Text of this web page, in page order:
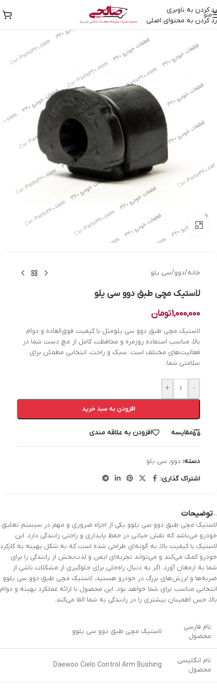
رد کردن به ناوبری
رد کردن به محتوای اصلی
منو
بزرگنمایی تصویر
خانه/دوو/سی یلو
لاستیک مچی طبق دوو سی یلو
1,000,000تومان
لاستیک مچی طبق دوو سی یلومثل با کیفیت فوق‌العاده و دوام
بالا، مناسب استفاده روزمره و محافظت کامل از مچ دست شما در
فعالیت‌های مختلف است. سبک و راحت، انتخابی مطمئن برای
سلامتی شما.
-
+
افزودن به سبد خرید
مقایسه افزودن به علاقه مندی
دسته: دوو, سی یلو
اشتراک گذاری:
توضیحات
لاستیک مچی طبق دوو سی یلوو یکی از اجزاء ضروری و مهم در سیستم تعلیق
خودرو می‌باشد که نقش حیاتی در حفظ پایداری و راحتی رانندگی دارد. این
لاستیک با کیفیت بالا، به گونه‌ای طراحی شده است که به شکل بهینه به کارکرد
خودرو کمک می‌کند و می‌تواند تجربه‌ای ایمن و لذت‌بخش از رانندگی را برای
شما به ارمغان آورد. اگر به دنبال راه‌حلی برای جلوگیری از مشکلات ناشی از
ضربه‌ها و لرزش‌های بزرگ در خودرو هستید، لاستیک مچی طبق دوو سی یلوو
انتخابی مناسب برای شما خواهد بود. این محصول با ارائه عملکرد بهینه و دوام
بالا، حس اطمینان بیشتری را در رانندگی به شما القا می‌کند.
نام فارسی
محصول
لاستیک مچی طبق دوو سی یلوو
نام انگلیسی
محصول
Daewoo Cielo Control Arm Bushing